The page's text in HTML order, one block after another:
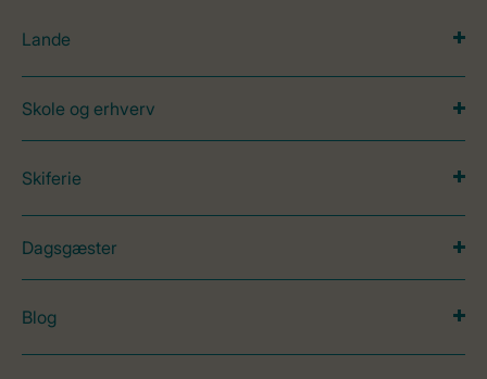
Lande
Skole og erhverv
Skiferie
Dagsgæster
Blog